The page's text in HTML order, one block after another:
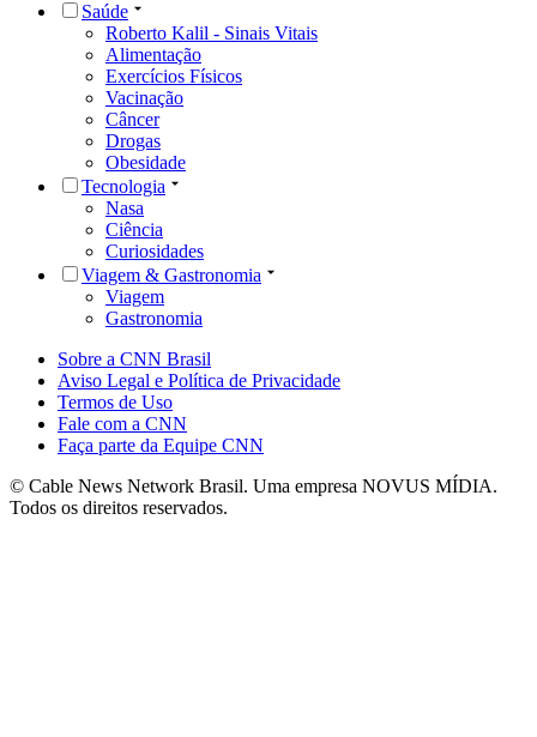
Saúde
Roberto Kalil - Sinais Vitais
Alimentação
Exercícios Físicos
Vacinação
Câncer
Drogas
Obesidade
Tecnologia
Nasa
Ciência
Curiosidades
Viagem & Gastronomia
Viagem
Gastronomia
Sobre a CNN Brasil
Aviso Legal e Política de Privacidade
Termos de Uso
Fale com a CNN
Faça parte da Equipe CNN
© Cable News Network Brasil. Uma empresa NOVUS MÍDIA.
Todos os direitos reservados.